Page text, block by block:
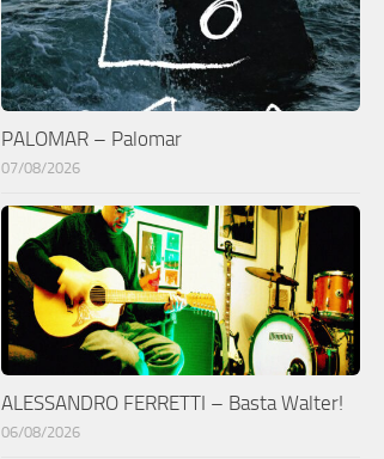
PALOMAR – Palomar
07/08/2026
ALESSANDRO FERRETTI – Basta Walter!
06/08/2026